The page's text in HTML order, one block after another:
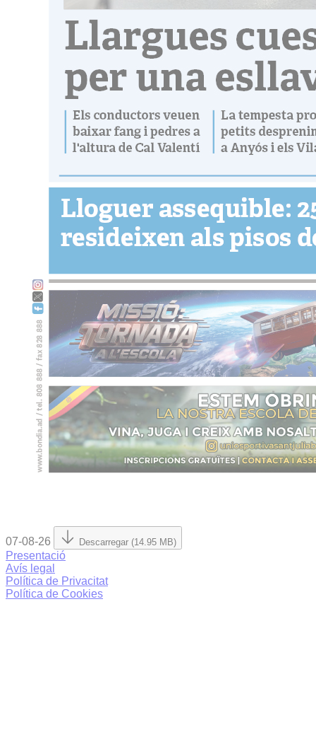
07-08-26 Descarregar (14.95 MB)
Presentació
Avís legal
Política de Privacitat
Política de Cookies